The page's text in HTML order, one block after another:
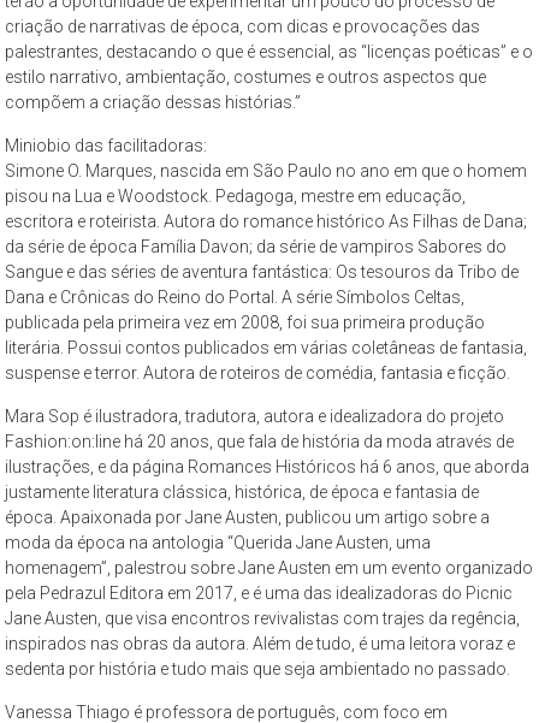
de
São
Paulo,
compreendendo
os
aspectos
da
cidade
contemporânea
a
partir
da
perspectiva
cultural
e
ambiental.
criação de narrativas de época, com dicas e provocações das
palestrantes, destacando o que é essencial, as “licenças poéticas” e o
estilo narrativo, ambientação, costumes e outros aspectos que
compõem a criação dessas histórias.”
Miniobio das facilitadoras:
Simone O. Marques, nascida em São Paulo no ano em que o homem
pisou na Lua e Woodstock. Pedagoga, mestre em educação,
escritora e roteirista. Autora do romance histórico As Filhas de Dana;
da série de época Família Davon; da série de vampiros Sabores do
Sangue e das séries de aventura fantástica: Os tesouros da Tribo de
Dana e Crônicas do Reino do Portal. A série Símbolos Celtas,
publicada pela primeira vez em 2008, foi sua primeira produção
literária. Possui contos publicados em várias coletâneas de fantasia,
suspense e terror. Autora de roteiros de comédia, fantasia e ficção.
Mara Sop é ilustradora, tradutora, autora e idealizadora do projeto
Fashion:on:line há 20 anos, que fala de história da moda através de
ilustrações, e da página Romances Históricos há 6 anos, que aborda
justamente literatura clássica, histórica, de época e fantasia de
época. Apaixonada por Jane Austen, publicou um artigo sobre a
moda da época na antologia “Querida Jane Austen, uma
homenagem”, palestrou sobre Jane Austen em um evento organizado
pela Pedrazul Editora em 2017, e é uma das idealizadoras do Picnic
Jane Austen, que visa encontros revivalistas com trajes da regência,
inspirados nas obras da autora. Além de tudo, é uma leitora voraz e
sedenta por história e tudo mais que seja ambientado no passado.
Vanessa Thiago é professora de português, com foco em